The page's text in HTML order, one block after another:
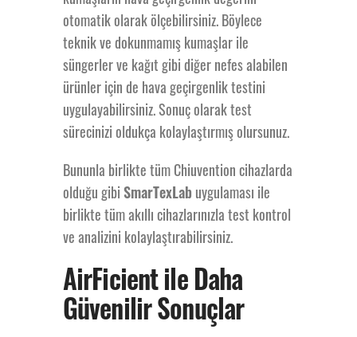
Otomatik
Kumaş Hava
Geçirgenlik
Test Cihazı
AirFicient
Otomatik
otomatik olarak ölçebilirsiniz. Böylece
teknik ve dokunmamış kumaşlar ile
süngerler ve kağıt gibi diğer nefes alabilen
ürünler için de hava geçirgenlik testini
uygulayabilirsiniz. Sonuç olarak test
sürecinizi oldukça kolaylaştırmış olursunuz.
Bununla birlikte tüm Chiuvention cihazlarda
olduğu gibiSmarTexLab uygulaması ile
birlikte tüm akıllı cihazlarınızla test kontrol
ve analizini kolaylaştırabilirsiniz.
AirFicient ile Daha
Güvenilir Sonuçlar